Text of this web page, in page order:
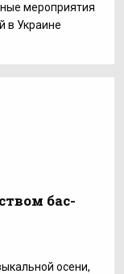
мероприятия
в Украине
бас-
осени,